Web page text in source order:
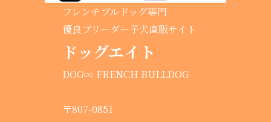
フレンチブルドッグ専門
優良ブリーダー子犬直販サイト
ドッグエイト
DOG∞ FRENCH BULLDOG
〒807-0851